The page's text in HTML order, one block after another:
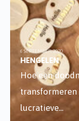
6 SEPTEMBER 2020
HENGELEN
Hoe een
transformeren
lucratieve...